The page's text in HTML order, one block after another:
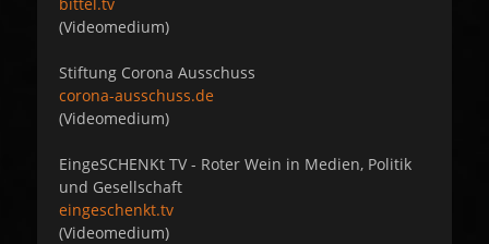
(Videomedium)
Stiftung Corona Ausschuss
corona-ausschuss.de
(Videomedium)
EingeSCHENKt TV - Roter Wein in Medien, Politik
und Gesellschaft
eingeschenkt.tv
(Videomedium)